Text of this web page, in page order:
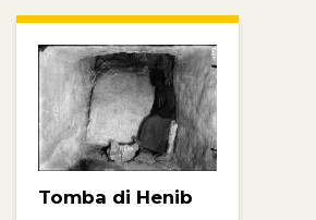
Tomba di Henib